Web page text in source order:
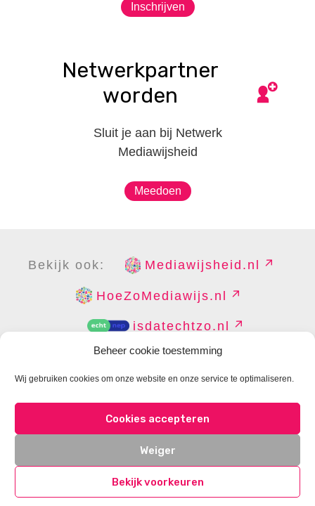
Beheer cookie toestemming
Wij gebruiken cookies om onze website en onze service te optimaliseren.
Cookies accepteren
Weiger
Bekijk voorkeuren
Inschrijven
Netwerkpartner
worden
Sluit je aan bij Netwerk
Mediawijsheid
Meedoen
Bekijk ook: Mediawijsheid.nl
HoeZoMediawijs.nl
isdatechtzo.nl
DISCLAIMER PRIVACY
CONTACT
COOKIES BEHEREN